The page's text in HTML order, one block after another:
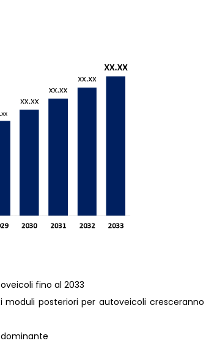
fino al 2033
posteriori per autoveicoli cresceranno